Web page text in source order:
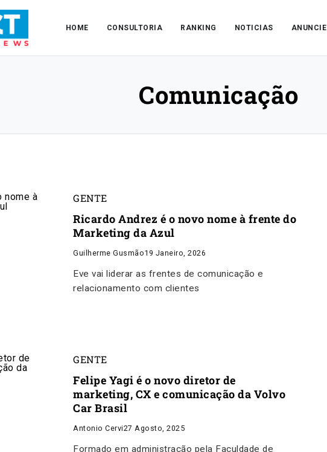
HOME CONSULTORIA RANKING NOTICIAS ANUNCIE
Comunicação
GENTE
Ricardo Andrez é o novo nome à frente do
Marketing da Azul
Guilherme Gusmão19 Janeiro, 2026
Eve vai liderar as frentes de comunicação e
relacionamento com clientes
GENTE
Felipe Yagi é o novo diretor de
marketing, CX e comunicação da Volvo
Car Brasil
Antonio Cervi27 Agosto, 2025
Formado em administração pela Faculdade de